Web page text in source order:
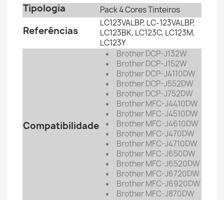
Tipologia Pack 4 Cores Tinteiros
Referências
LC123VALBP, LC-123VALBP,
LC123BK, LC123C, LC123M,
LC123Y
Compatibilidade
Brother DCP-J132W
Brother DCP-J152W
Brother DCP-J4110DW
Brother DCP-J552DW
Brother DCP-J752DW
Brother MFC-J4410DW
Brother MFC-J4510DW
Brother MFC-J4610DW
Brother MFC-J470DW
Brother MFC-J4710DW
Brother MFC-J650DW
Brother MFC-J6520DW
Brother MFC-J6720DW
Brother MFC-J6920DW
Brother MFC-J870DW